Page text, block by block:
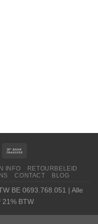
INFO
RETOURBELEID
CONTACT BLOG
BE 0693.768.051 | Alle
21% BTW